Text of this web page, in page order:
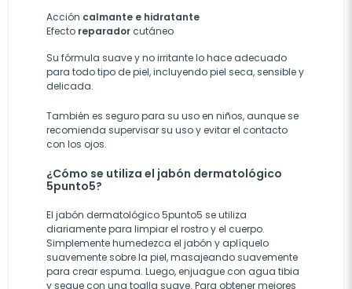
Acción calmante e hidratante
Efecto reparador cutáneo
Su fórmula suave y no irritante lo hace adecuado
para todo tipo de piel, incluyendo piel seca, sensible y
delicada.
También es seguro para su uso en niños, aunque se
recomienda supervisar su uso y evitar el contacto
con los ojos.
¿Cómo se utiliza el jabón dermatológico
5punto5?
El jabón dermatológico 5punto5 se utiliza
diariamente para limpiar el rostro y el cuerpo.
Simplemente humedezca el jabón y aplíquelo
suavemente sobre la piel, masajeando suavemente
para crear espuma. Luego, enjuague con agua tibia
y seque con una toalla suave. Para obtener mejores